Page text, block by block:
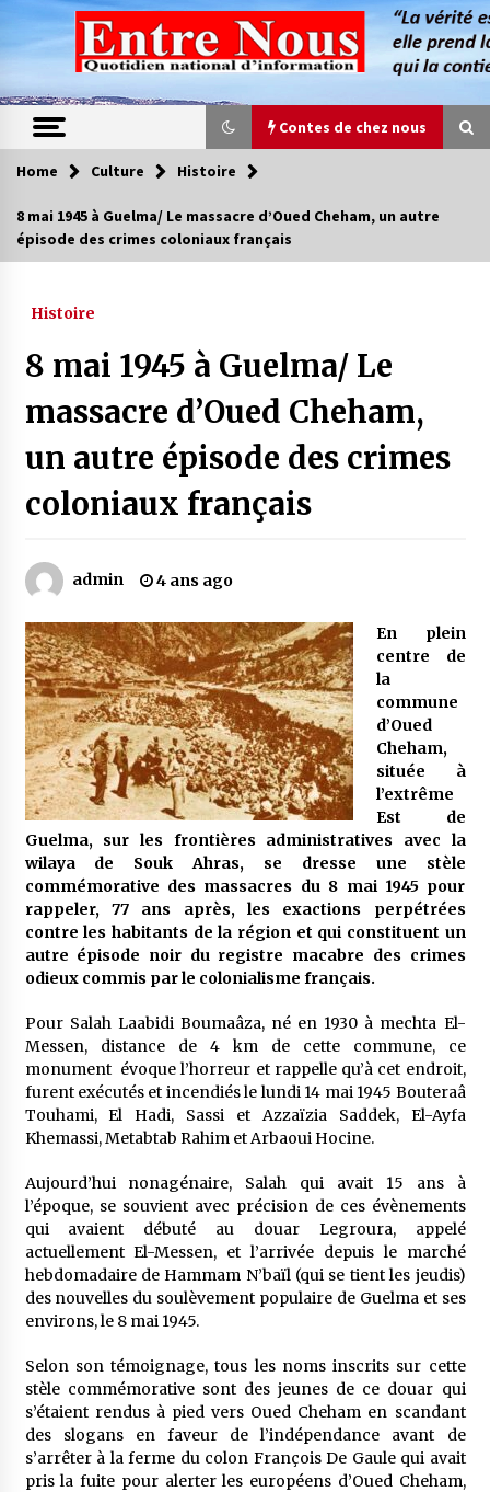
content
Contes de chez nous
Contes de chez nous
Quand la mère n’est plus là (17e partie)
Magie de sorcier
4 ans ago
Oum el Gaïla / L’ogresse du M’zab
4 ans ago
4 ans ago
Quand on va vite
5 ans ago
« Père, tiens-moi, je vais tomber ! »
5 ans ago
Le bouc de l’Au-delà
5 ans ago
Le monstrueux vieillard (Un récit du Sud
algérien)
5 ans ago
Rencontre nocturne dans le désert (Un conte
touareg)
5 ans ago
Un conte targui/ Quand la tête est vide
5 ans ago
Tradition orale/ D’où viennent les contes et à
quoi servent-ils?
5 ans ago
Home Culture Histoire
8 mai 1945 à Guelma/ Le massacre d’Oued Cheham, un autre
épisode des crimes coloniaux français
Histoire
8 mai 1945 à Guelma/ Le
massacre d’Oued Cheham,
un autre épisode des crimes
coloniaux français
admin 4 ans ago
En plein
centre de
la
commune
d’Oued
Cheham,
située à
l’extrême
Est de
Guelma, sur les frontières administratives avec la
wilaya de Souk Ahras, se dresse une stèle
commémorative des massacres du 8 mai 1945 pour
rappeler, 77 ans après, les exactions perpétrées
contre les habitants de la région et qui constituent un
autre épisode noir du registre macabre des crimes
odieux commis par le colonialisme français.
Pour Salah Laabidi Boumaâza, né en 1930 à mechta El-
Messen, distance de 4 km de cette commune, ce
monument évoque l’horreur et rappelle qu’à cet endroit,
furent exécutés et incendiés le lundi 14 mai 1945 Bouteraâ
Touhami, El Hadi, Sassi et Azzaïzia Saddek, El-Ayfa
Khemassi, Metabtab Rahim et Arbaoui Hocine.
Aujourd’hui nonagénaire, Salah qui avait 15 ans à
l’époque, se souvient avec précision de ces évènements
qui avaient débuté au douar Legroura, appelé
actuellement El-Messen, et l’arrivée depuis le marché
hebdomadaire de Hammam N’baïl (qui se tient les jeudis)
des nouvelles du soulèvement populaire de Guelma et ses
environs, le 8 mai 1945.
Selon son témoignage, tous les noms inscrits sur cette
stèle commémorative sont des jeunes de ce douar qui
s’étaient rendus à pied vers Oued Cheham en scandant
des slogans en faveur de l’indépendance avant de
s’arrêter à la ferme du colon François De Gaule qui avait
pris la fuite pour alerter les européens d’Oued Cheham,